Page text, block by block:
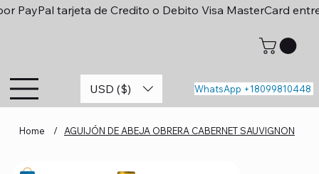
PayPal tarjeta de Credito o Debito Visa MasterCard
USD ($) WhatsApp +18099810448
Home / AGUIJÓN DE ABEJA OBRERA CABERNET SAUVIGNON